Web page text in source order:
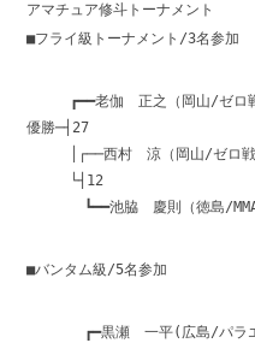
アマチュア修斗トーナメント
■フライ級トーナメント/3名参加
┏━━老伽 正之（岡山/ゼロ戦
優勝─┤27
│┌──西村 涼（岡山/ゼロ戦
└┤12
┗━━池脇 慶則（徳島/MMA
■バンタム級/5名参加
┏━黒瀬 一平(広島/パラエ